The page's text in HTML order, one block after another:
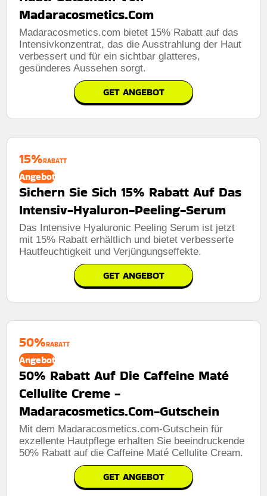
Madaracosmetics.Com
Madaracosmetics.com bietet 15% Rabatt auf das
Intensivkonzentrat, das die Ausstrahlung der Haut
verbessert und für ein sichtbar glatteres,
gesünderes Aussehen sorgt.
GET ANGEBOT
15%RABATT
Angebot
Sichern Sie Sich 15% Rabatt Auf Das
Intensiv-Hyaluron-Peeling-Serum
Das Intensive Hyaluronic Peeling Serum ist jetzt
mit 15% Rabatt erhältlich und bietet verbesserte
Hautfeuchtigkeit und Verjüngungseffekte.
GET ANGEBOT
50%RABATT
Angebot
50% Rabatt Auf Die Caffeine Maté
Cellulite Creme -
Madaracosmetics.Com-Gutschein
Mit dem Madaracosmetics.com-Gutschein für
exzellente Hautpflege erhalten Sie beeindruckende
50% Rabatt auf die Caffeine Maté Cellulite Cream.
GET ANGEBOT